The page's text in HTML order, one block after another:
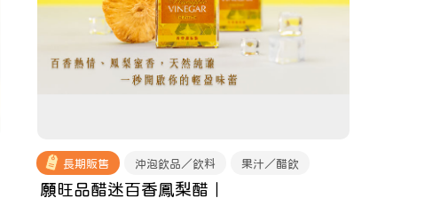
長期販售 沖泡飲品／飲料 果汁／醋飲
願旺品醋迷百香鳳梨醋｜